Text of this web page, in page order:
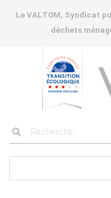
Le VALTOM, Syndicat
déchets